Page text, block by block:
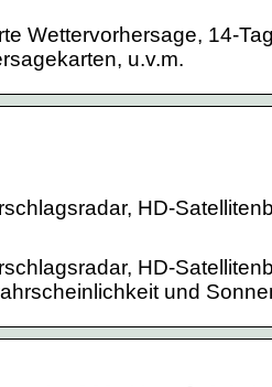
Wettervorhersage, 14-
u.v.m.
HD-
HD-
und